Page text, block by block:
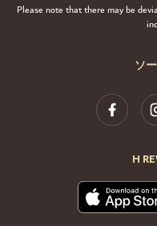
ソ
H
Please note that there may be